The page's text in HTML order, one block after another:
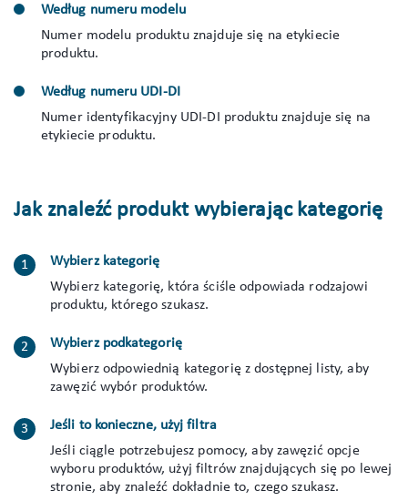
Według numeru modelu
Numer modelu produktu znajduje się na etykiecie
produktu.
Według numeru UDI-DI
Numer identyfikacyjny UDI-DI produktu znajduje się na
etykiecie produktu.
Jak znaleźć produkt wybierając kategorię
Wybierz kategorię
Wybierz kategorię, która ściśle odpowiada rodzajowi
produktu, którego szukasz.
Wybierz podkategorię
Wybierz odpowiednią kategorię z dostępnej listy, aby
zawęzić wybór produktów.
Jeśli to konieczne, użyj filtra
Jeśli ciągle potrzebujesz pomocy, aby zawęzić opcje
wyboru produktów, użyj filtrów znajdujących się po lewej
stronie, aby znaleźć dokładnie to, czego szukasz.